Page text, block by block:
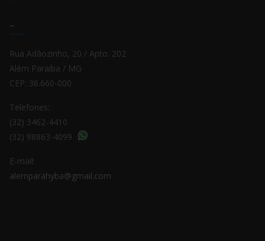
–
Rua Adãozinho, 20 / Apto. 202
Além Paraíba / MG
CEP: 36.660-000
Telefones:
(32) 3462-4410
(32) 98863-4099
E-mail:
alemparahyba@gmail.com